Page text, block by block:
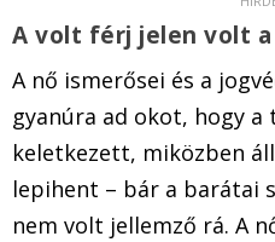
A volt férj jelen volt
A nő ismerősei és a
gyanúra ad okot, hogy a
keletkezett, miközben
lepihent – bár a barátai
nem volt jellemző rá. A